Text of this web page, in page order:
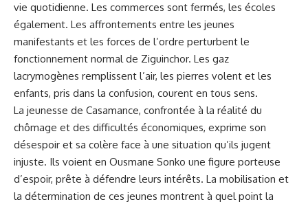
vie quotidienne. Les commerces sont fermés, les écoles
également. Les affrontements entre les jeunes
manifestants et les forces de l’ordre perturbent le
fonctionnement normal de Ziguinchor. Les gaz
lacrymogènes remplissent l’air, les pierres volent et les
enfants, pris dans la confusion, courent en tous sens.
La jeunesse de Casamance, confrontée à la réalité du
chômage et des difficultés économiques, exprime son
désespoir et sa colère face à une situation qu’ils jugent
injuste. Ils voient en Ousmane Sonko une figure porteuse
d’espoir, prête à défendre leurs intérêts. La mobilisation et
la détermination de ces jeunes montrent à quel point la